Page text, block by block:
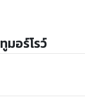
อร์โรว์